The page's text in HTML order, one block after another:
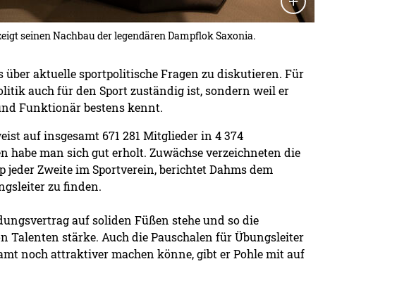
Grafik:
seinen Nachbau der legendären Dampflok Saxonia.
über aktuelle sportpolitische Fragen zu diskutieren. Für
auch für den Sport zuständig ist, sondern weil er
Funktionär bestens kennt.
auf insgesamt 671 281 Mitglieder in 4 374
man sich gut erholt. Zuwächse verzeichneten die
Zweite im Sportverein, berichtet Dahms dem
zu finden.
auf soliden Füßen stehe und so die
stärke. Auch die Pauschalen für Übungsleiter
noch attraktiver machen könne, gibt er Pohle mit auf